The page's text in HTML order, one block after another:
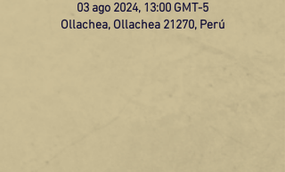
03 ago 2024, 13:00 GMT-5
Ollachea, Ollachea 21270, Perú